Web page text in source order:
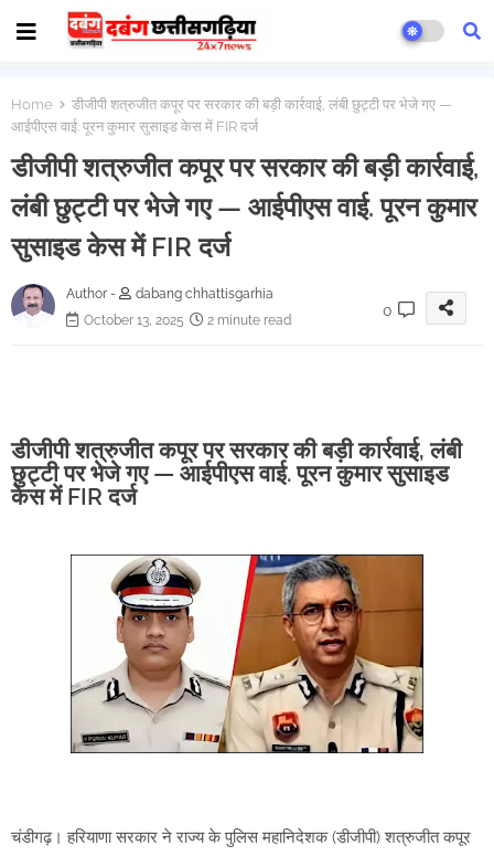
Home
डीजीपी शत्रुजीत कपूर पर सरकार की बड़ी कार्रवाई, लंबी छुट्टी पर भेजे गए —
आईपीएस वाई. पूरन कुमार सुसाइड केस में FIR दर्ज
डीजीपी शत्रुजीत कपूर पर सरकार की बड़ी कार्रवाई,
लंबी छुट्टी पर भेजे गए — आईपीएस वाई. पूरन कुमार
सुसाइड केस में FIR दर्ज
Author -
dabang chhattisgarhia
October 13, 2025
2 minute read
0
डीजीपी शत्रुजीत कपूर पर सरकार की बड़ी कार्रवाई, लंबी
छुट्टी पर भेजे गए — आईपीएस वाई. पूरन कुमार सुसाइड
केस में FIR दर्ज
चंडीगढ़। हरियाणा सरकार ने राज्य के पुलिस महानिदेशक (डीजीपी) शत्रुजीत कपूर